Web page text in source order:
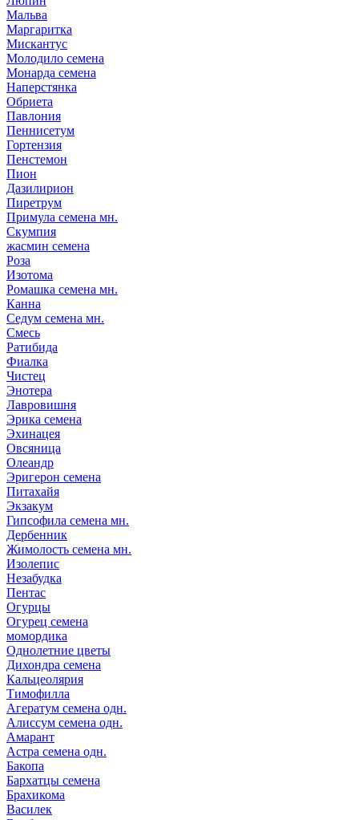
Мальва
Маргаритка
Мискантус
Молодило семена
Монарда семена
Наперстянка
Обриета
Павлония
Пеннисетум
Гортензия
Пенстемон
Пион
Дазилирион
Пиретрум
Примула семена мн.
Скумпия
жасмин семена
Роза
Изотома
Ромашка семена мн.
Канна
Седум семена мн.
Смесь
Ратибида
Фиалка
Чистец
Энотера
Лавровишня
Эрика семена
Эхинацея
Овсяница
Олеандр
Эригерон семена
Питахайя
Экзакум
Гипсофила семена мн.
Дербенник
Жимолость семена мн.
Изолепис
Незабудка
Пентас
Огурцы
Огурец семена
момордика
Однолетние цветы
Дихондра семена
Кальцеолярия
Тимофилла
Агератум семена одн.
Алиссум семена одн.
Амарант
Астра семена одн.
Бакопа
Бархатцы семена
Брахикома
Василек